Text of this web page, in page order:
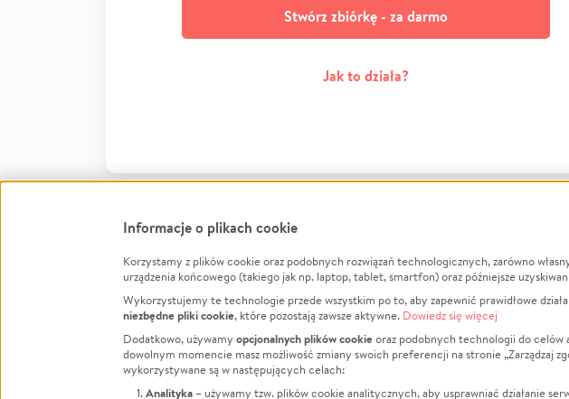
Stwórz zbiórkę - za darmo
Jak to działa?
FacebookTwitter Instagram
LinkedInTikTok Youtube
Informacje
Jak to działa?
Regulamin
Polityka Prywatności
Informacje o plikach cookie
Korzystamy z plików cookie oraz podobnych rozwiązań technologicznych, zarówno
urządzenia końcowego (takiego jak np. laptop, tablet, smartfon) oraz późniejsze
Wykorzystujemy te technologie przede wszystkim po to, aby zapewnić prawidłowe
niezbędne pliki cookie, które pozostają zawsze aktywne. Dowiedz się więcej
Dodatkowo, używamy opcjonalnych plików cookieoraz podobnych technologii do celów
dowolnym momencie masz możliwość zmiany swoich preferencji na stronie „Zarządzaj
wykorzystywane są w następujących celach:
Analityka – używamy tzw. plików cookie analitycznych, aby usprawniać działanie